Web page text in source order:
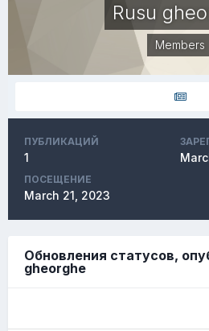
Rusu
Members
ПУБЛИКАЦИЙ
1
ПОСЕЩЕНИЕ
March 21, 2023
Обновления статусов,
gheorghe